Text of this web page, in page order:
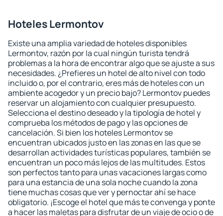
Hoteles Lermontov
Existe una amplia variedad de hoteles disponibles
Lermontov, razón por la cual ningún turista tendrá
problemas a la hora de encontrar algo que se ajuste a sus
necesidades. ¿Prefieres un hotel de alto nivel con todo
incluido o, por el contrario, eres más de hoteles con un
ambiente acogedor y un precio bajo? Lermontov puedes
reservar un alojamiento con cualquier presupuesto.
Selecciona el destino deseado y la tipología de hotel y
comprueba los métodos de pago y las opciones de
cancelación. Si bien los hoteles Lermontov se
encuentran ubicados justo en las zonas en las que se
desarrollan actividades turísticas populares, también se
encuentran un poco más lejos de las multitudes. Estos
son perfectos tanto para unas vacaciones largas como
para una estancia de una sola noche cuando la zona
tiene muchas cosas que ver y pernoctar ahí se hace
obligatorio. ¡Escoge el hotel que más te convenga y ponte
a hacer las maletas para disfrutar de un viaje de ocio o de